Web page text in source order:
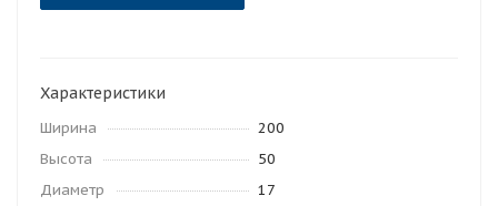
Характеристики
Ширина
200
Высота
50
Диаметр
17